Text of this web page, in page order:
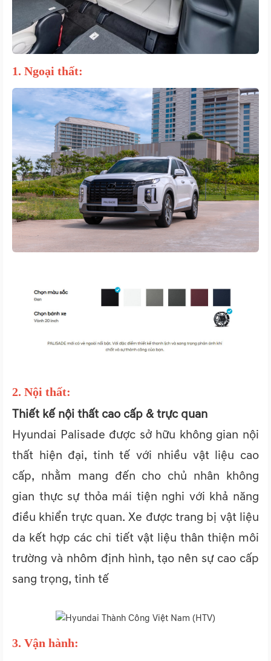
1. Ngoại thất:
2. Nội thất:
Thiết kế nội thất cao cấp & trực quan
Hyundai Palisade được sở hữu không gian nội
thất hiện đại, tinh tế với nhiều vật liệu cao
cấp, nhằm mang đến cho chủ nhân không
gian thực sự thỏa mái tiện nghi với khả năng
điều khiển trực quan. Xe được trang bị vật liệu
da kết hợp các chi tiết vật liệu thân thiện môi
trường và nhôm định hình, tạo nên sự cao cấp
sang trọng, tinh tế
3. Vận hành: